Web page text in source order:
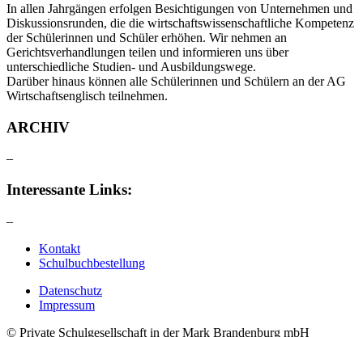
In allen Jahrgängen erfolgen Besichtigungen von Unternehmen und
Diskussionsrunden, die die wirtschaftswissenschaftliche Kompetenz
der Schülerinnen und Schüler erhöhen. Wir nehmen an
Gerichtsverhandlungen teilen und informieren uns über
unterschiedliche Studien- und Ausbildungswege.
Darüber hinaus können alle Schülerinnen und Schülern an der AG
Wirtschaftsenglisch teilnehmen.
ARCHIV
–
Interessante Links:
–
Kontakt
Schulbuchbestellung
Datenschutz
Impressum
© Private Schulgesellschaft in der Mark Brandenburg mbH